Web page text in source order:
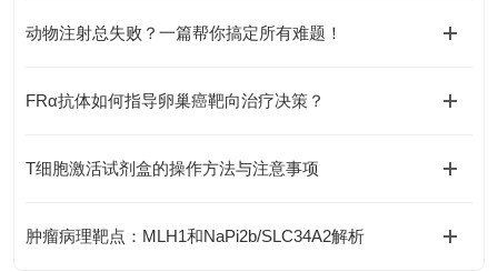
动物注射总失败？一篇帮你搞定所有难题！
FRα抗体如何指导卵巢癌靶向治疗决策？
T细胞激活试剂盒的操作方法与注意事项
肿瘤病理靶点：MLH1和NaPi2b/SLC34A2解析